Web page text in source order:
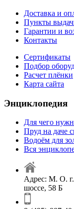
Доставка и
Пункты
Гарантии и
Контакты
Сертификаты
Подбор
Расчет плёнки
Карта сайта
Энциклопедия
Для чего
Пруд на даче
Водоём для
Вся
Адрес: М. О.
шоссе, 58 Б